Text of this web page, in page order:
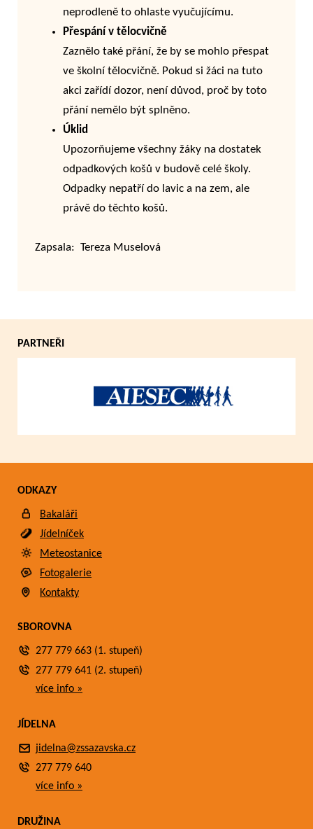
neprodleně to ohlaste vyučujícímu.
Přespání v tělocvičně
Zaznělo také přání, že by se mohlo přespat
ve školní tělocvičně. Pokud si žáci na tuto
akci zařídí dozor, není důvod, proč by toto
přání nemělo být splněno.
Úklid
Upozorňujeme všechny žáky na dostatek
odpadkových košů v budově celé školy.
Odpadky nepatří do lavic a na zem, ale
právě do těchto košů.
Zapsala: Tereza Muselová
PARTNEŘI
ODKAZY
Bakaláři
Jídelníček
Meteostanice
Fotogalerie
Kontakty
SBOROVNA
277 779 663 (1. stupeň)
277 779 641 (2. stupeň)
více info »
JÍDELNA
jidelna@zssazavska.cz
277 779 640
více info »
DRUŽINA